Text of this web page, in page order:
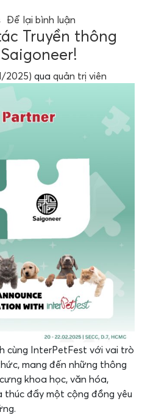
Để lại bình luận
Truyền thông
2025) qua quản trị viên
cùng InterPetFest với vai trò
mang đến những thông
khoa học, văn hóa,
thúc đẩy một cộng đồng yêu